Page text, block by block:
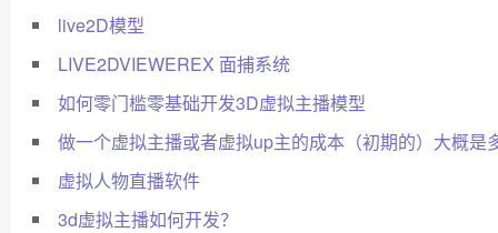
live2D模型
LIVE2DVIEWEREX 面捕系统
如何零门槛零基础开发3D虚拟主播模型
做一个虚拟主播或者虚拟up主的成本（初期的）大概是
虚拟人物直播软件
3d虚拟主播如何开发？